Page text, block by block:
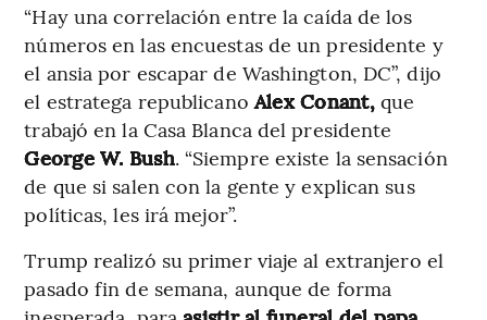
“Hay una correlación entre la caída de los
números en las encuestas de un presidente y
el ansia por escapar de Washington, DC”, dijo
el estratega republicanoAlex Conant,que
trabajó en la Casa Blanca del presidente
George W. Bush. “Siempre existe la sensación
de que si salen con la gente y explican sus
políticas, les irá mejor”.
Trump realizó su primer viaje al extranjero el
pasado fin de semana, aunque de forma